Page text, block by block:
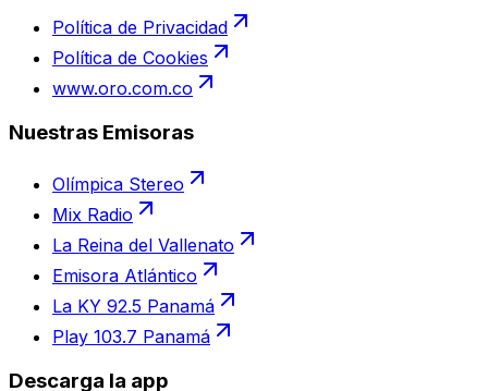
Política de Privacidad
Política de Cookies
www.oro.com.co
Nuestras Emisoras
Olímpica Stereo
Mix Radio
La Reina del Vallenato
Emisora Atlántico
La KY 92.5 Panamá
Play 103.7 Panamá
Descarga la app